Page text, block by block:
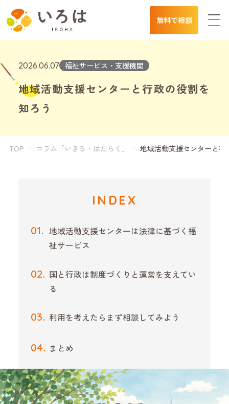
無料で相談
2026.06.07 福祉サービス・支援機関
地域活動支援センターと行政の役割を
知ろう
TOP コラム「いきる・はたらく」 地域活動支援センターと
INDEX
地域活動支援センターは法律に基づく福
祉サービス
国と行政は制度づくりと運営を支えてい
る
利用を考えたらまず相談してみよう
まとめ